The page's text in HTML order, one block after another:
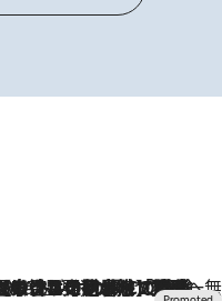
星野リゾート】唯一無二。癒しと発見が待つ場所へ
ボの足水浴】ヒノキの香りに包まれて涼感マックス！約13℃の湧水かけ流しを避暑地「星野温泉 トンボの湯」で体験